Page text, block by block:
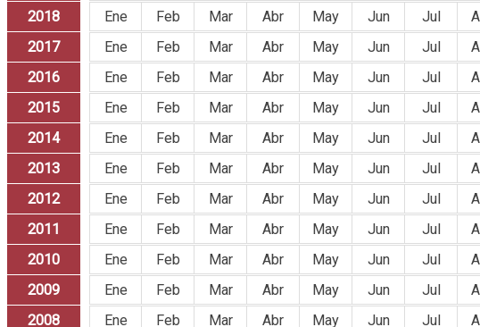
2018
Ene Feb Mar Abr May Jun Jul
2017
Ene Feb Mar Abr May Jun Jul
2016
Ene Feb Mar Abr May Jun Jul
2015
Ene Feb Mar Abr May Jun Jul
2014
Ene Feb Mar Abr May Jun Jul
2013
Ene Feb Mar Abr May Jun Jul
2012
Ene Feb Mar Abr May Jun Jul
2011
Ene Feb Mar Abr May Jun Jul
2010
Ene Feb Mar Abr May Jun Jul
2009
Ene Feb Mar Abr May Jun Jul
2008
Ene Feb Mar Abr May Jun Jul